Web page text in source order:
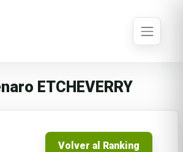
ETCHEVERRY
Volver al Ranking